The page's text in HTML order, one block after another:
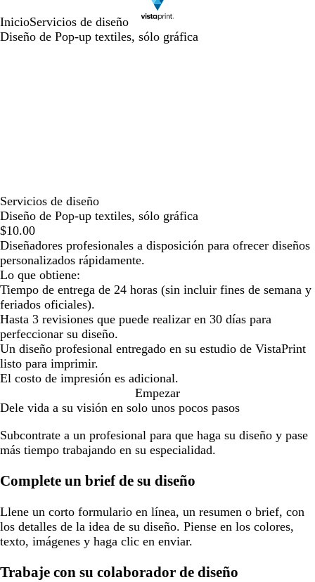
InicioServicios de diseño
Diseño de Pop-up textiles, sólo gráfica
Servicios de diseño
Diseño de Pop-up textiles, sólo gráfica
$10.00
Diseñadores profesionales a disposición para ofrecer diseños
personalizados rápidamente.
Lo que obtiene:
Tiempo de entrega de 24 horas (sin incluir fines de semana y
feriados oficiales).
Hasta 3 revisiones que puede realizar en 30 días para
perfeccionar su diseño.
Un diseño profesional entregado en su estudio de VistaPrint
listo para imprimir.
El costo de impresión es adicional.
Empezar
Dele vida a su visión en solo unos pocos pasos
Subcontrate a un profesional para que haga su diseño y pase
más tiempo trabajando en su especialidad.
Complete un brief de su diseño
Llene un corto formulario en línea, un resumen o brief, con
los detalles de la idea de su diseño. Piense en los colores,
texto, imágenes y haga clic en enviar.
Trabaje con su colaborador de diseño